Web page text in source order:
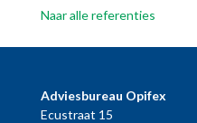
Naar alle referenties
Adviesbureau Opifex
Ecustraat 15